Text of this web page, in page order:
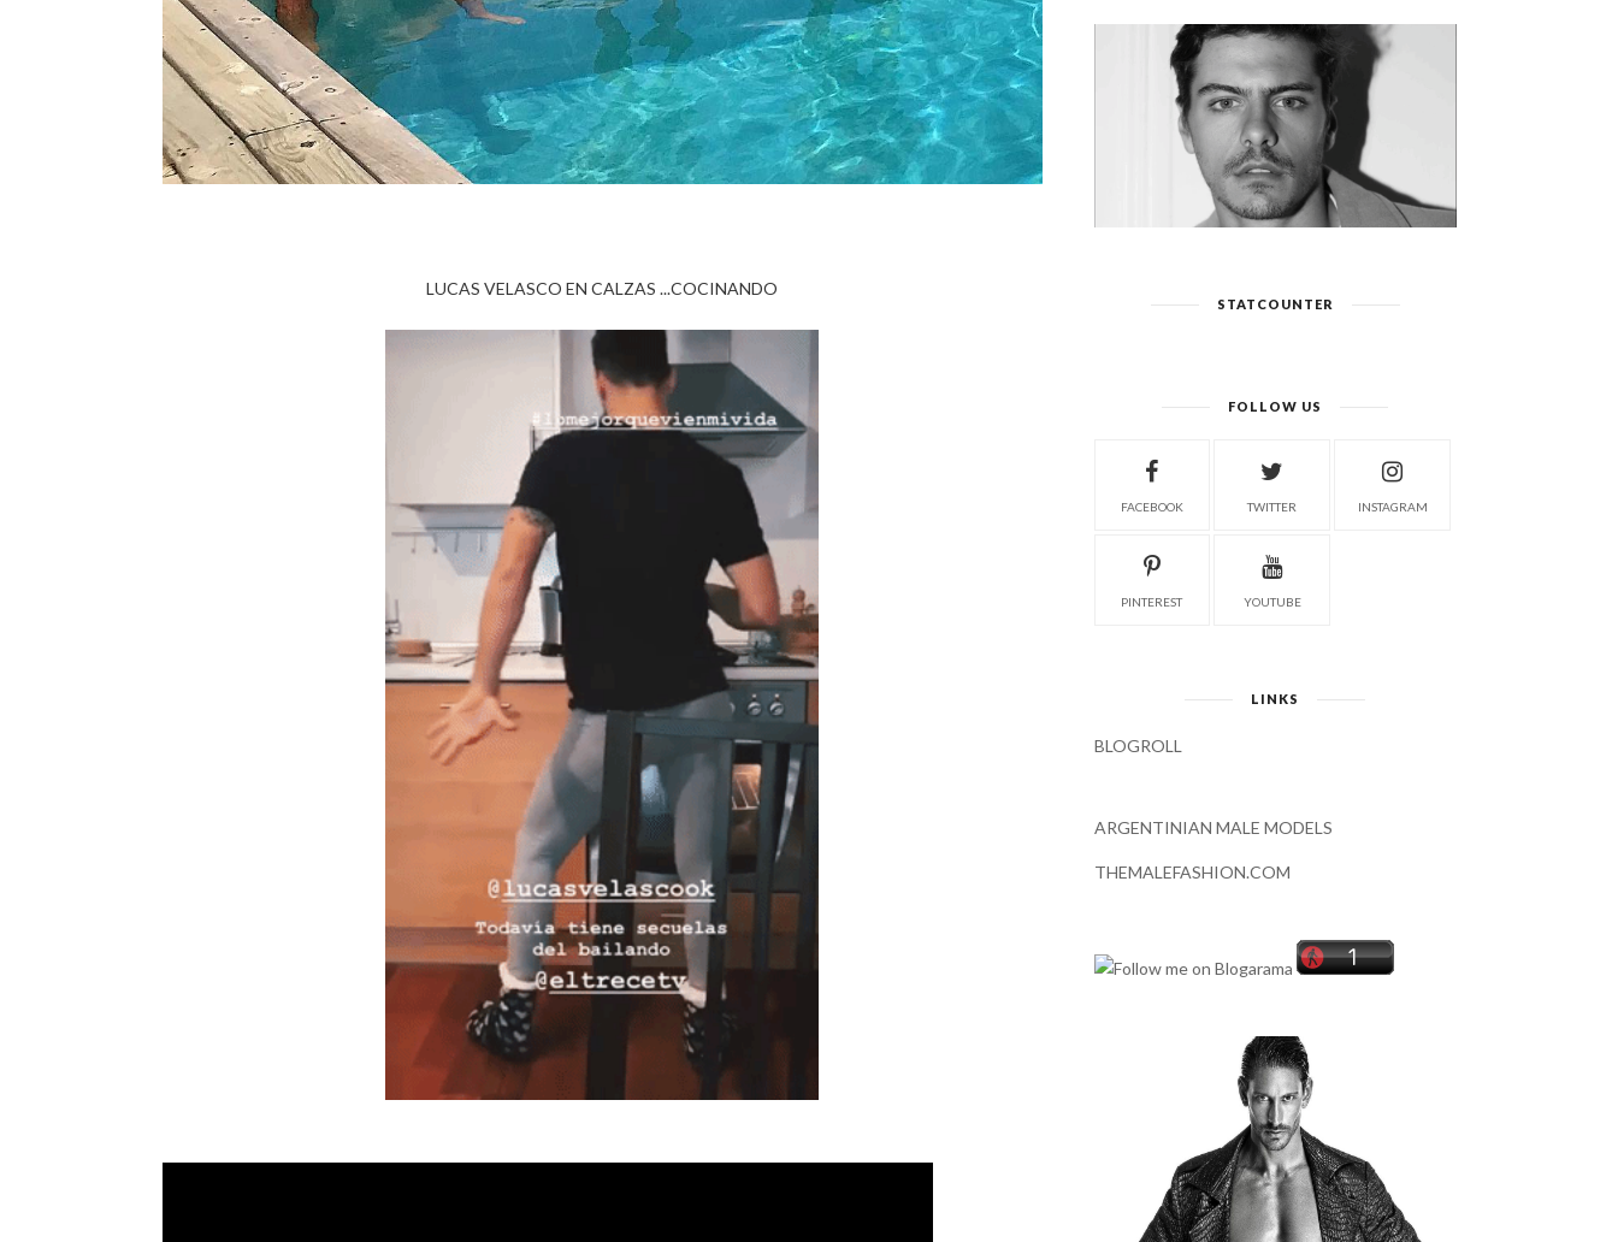
LUCAS VELASCO EN CALZAS ...COCINANDO
STATCOUNTER
FOLLOW US
FACEBOOK TWITTER INSTAGRAM
PINTEREST YOUTUBE
LINKS
BLOGROLL
ARGENTINIAN MALE MODELS
THEMALEFASHION.COM